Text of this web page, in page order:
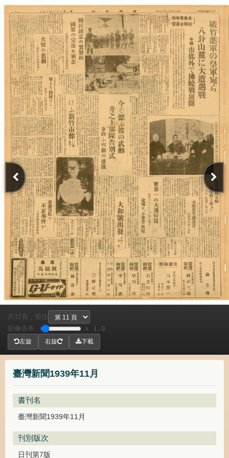
臺灣新聞1939年11月
書刊名
臺灣新聞1939年11月
刊別版次
日刊第7版
共 12頁，
前往
影像倍率
x 1.0
左旋 右旋 下載